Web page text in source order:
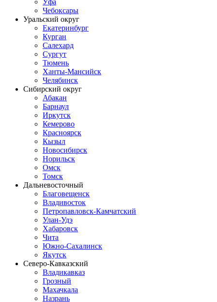
Чебоксары
Уральский округ
Екатеринбург
Курган
Салехард
Сургут
Тюмень
Ханты-Мансийск
Челябинск
Сибирский округ
Абакан
Барнаул
Иркутск
Кемерово
Красноярск
Кызыл
Новосибирск
Норильск
Омск
Томск
Дальневосточный
Благовещенск
Владивосток
Петропавловск-Камчатский
Улан-Удэ
Хабаровск
Чита
Южно-Сахалинск
Якутск
Северо-Кавказский
Владикавказ
Грозный
Махачкала
Назрань